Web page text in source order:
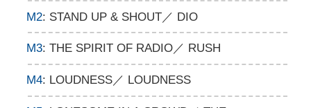
M2: STAND UP & SHOUT／ DIO
M3: THE SPIRIT OF RADIO／ RUSH
M4: LOUDNESS／ LOUDNESS